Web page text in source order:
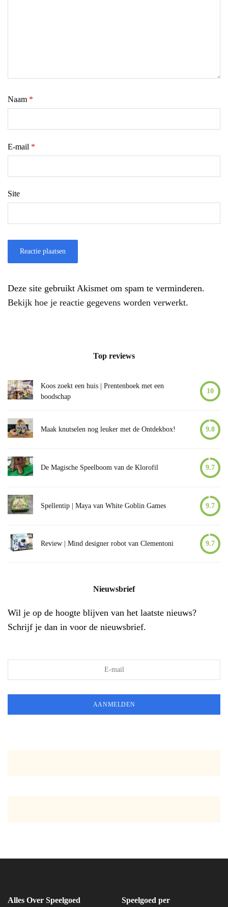
Naam *
E-mail *
Site
Deze site gebruikt Akismet om spam te verminderen.
Bekijk hoe je reactie gegevens worden verwerkt.
Top reviews
Koos zoekt een huis | Prentenboek met een
boodschap
10
Maak knutselen nog leuker met de Ontdekbox! 9.8
De Magische Speelboom van de Klorofil 9.7
Spellentip | Maya van White Goblin Games 9.7
Review | Mind designer robot van Clementoni 9.7
Nieuwsbrief
Wil je op de hoogte blijven van het laatste nieuws?
Schrijf je dan in voor de nieuwsbrief.
Alles Over Speelgoed Speelgoed per